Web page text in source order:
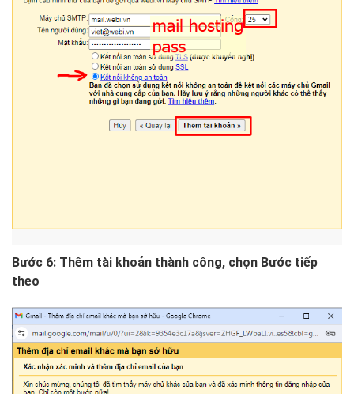
Bước 6: Thêm tài khoản thành công, chọn Bước tiếp
theo